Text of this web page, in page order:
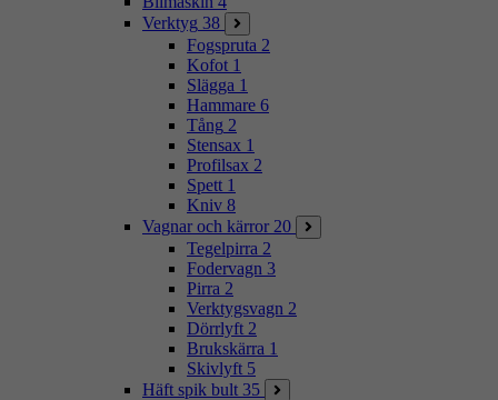
Verktyg 38
Fogspruta 2
Kofot 1
Slägga 1
Hammare 6
Tång 2
Stensax 1
Profilsax 2
Spett 1
Kniv 8
Vagnar och kärror 20
Tegelpirra 2
Fodervagn 3
Pirra 2
Verktygsvagn 2
Dörrlyft 2
Brukskärra 1
Skivlyft 5
Häft spik bult 35